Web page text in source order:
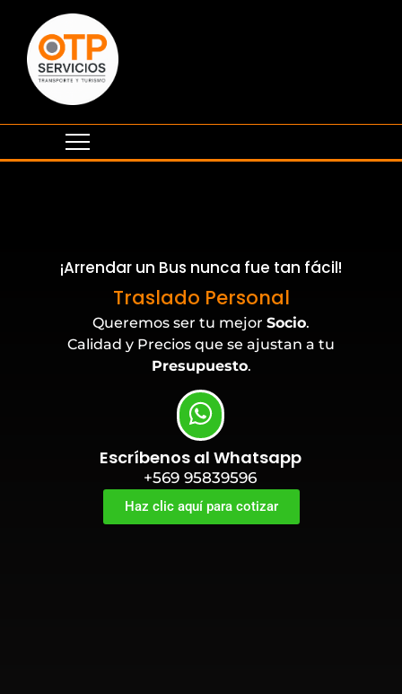
¡Arrendar un Bus nunca fue tan fácil!
Traslado Personal
Eventos Corporativos
Queremos ser tu mejor Socio.
Calidad y Precios que se ajustan a tu
Presupuesto.
Escríbenos al Whatsapp
+569 95839596
Haz clic aquí para cotizar